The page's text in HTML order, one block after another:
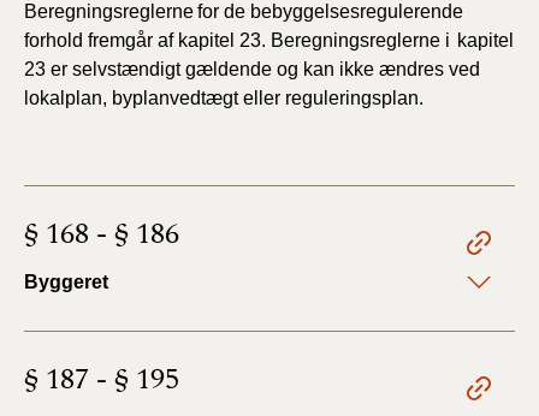
BR18 (29/6 - 31/12
2021)
BR18 (1/7-31/12
2020)
2020)
BR18 (1/1-9/3 2020)
Beregningsreglerne for de bebyggelsesregulerende
forhold fremgår af kapitel 23. Beregningsreglerne i kapitel
23 er selvstændigt gældende og kan ikke ændres ved
lokalplan, byplanvedtægt eller reguleringsplan.
§ 168 - § 186
Byggeret
§ 187 - § 195